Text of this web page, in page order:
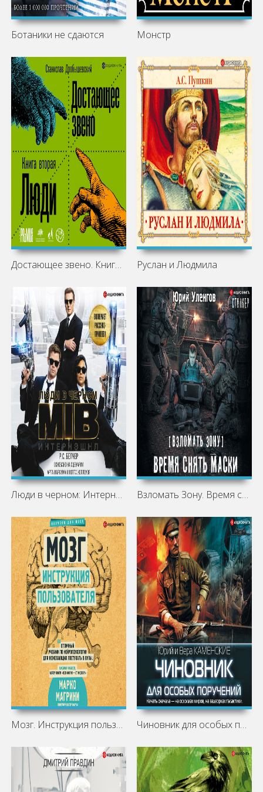
Ботаники не сдаются Монстр
Достающее звено. Книга вторая. Люди Руслан и Людмила
Люди в черном: Интернэшнл Взломать Зону. Время снять маски
Мозг. Инструкция пользователя Чиновник для особых поручений